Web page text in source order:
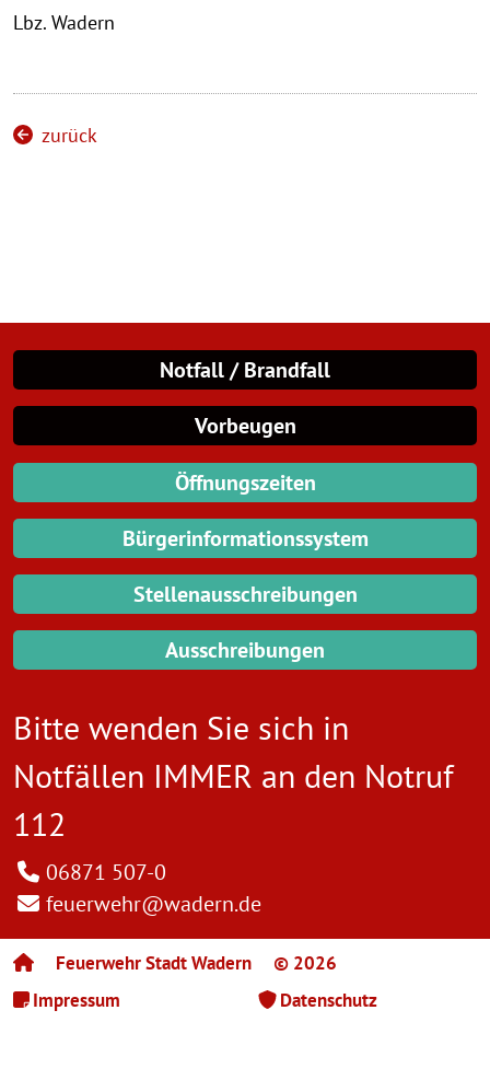
Lbz. Wadern
zurück
Notfall / Brandfall
Vorbeugen
Öffnungszeiten
Bürgerinformationssystem
Stellenausschreibungen
Ausschreibungen
Bitte wenden Sie sich in
Notfällen IMMER an den Notruf
112
06871 507-0
feuerwehr@wadern.de
Feuerwehr Stadt Wadern
© 2026
Impressum
Datenschutz